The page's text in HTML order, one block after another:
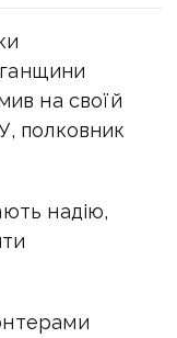
на своїй
полковник
надію,